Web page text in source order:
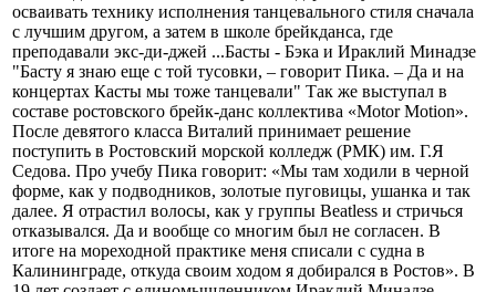
осваивать технику исполнения танцевального стиля сначала
с лучшим другом, а затем в школе брейкданса, где
преподавали экс-ди-джей ...Басты - Бэка и Ираклий Минадзе
"Басту я знаю еще с той тусовки, – говорит Пика. – Да и на
концертах Касты мы тоже танцевали" Так же выступал в
составе ростовского брейк-данс коллектива «Motor Motion».
После девятого класса Виталий принимает решение
поступить в Ростовский морской колледж (РМК) им. Г.Я
Седова. Про учебу Пика говорит: «Мы там ходили в черной
форме, как у подводников, золотые пуговицы, ушанка и так
далее. Я отрастил волосы, как у группы Beatless и стричься
отказывался. Да и вообще со многим был не согласен. В
итоге на мореходной практике меня списали с судна в
Калининграде, откуда своим ходом я добирался в Ростов». В